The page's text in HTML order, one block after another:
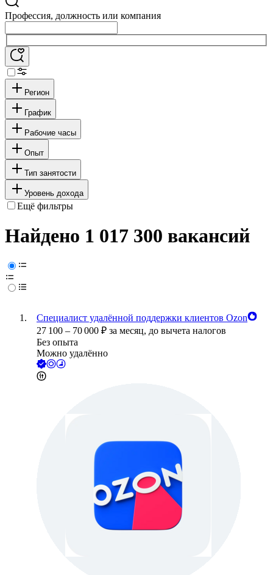
Профессия, должность или компания
Регион
График
Рабочие часы
Опыт
Тип занятости
Уровень дохода
Ещё фильтры
Найдено 1 017 300 вакансий
Специалист удалённой поддержки клиентов Ozon
27 100 – 70 000 ₽ за месяц, до вычета налогов
Без опыта
Можно удалённо